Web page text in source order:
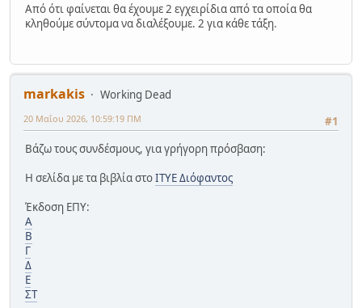
Από ότι φαίνεται θα έχουμε 2 εγχειρίδια από τα οποία θα
κληθούμε σύντομα να διαλέξουμε. 2 για κάθε τάξη.
markakis
Working Dead
#1
20 Μαΐου 2026, 10:59:19 ΠΜ
Βάζω τους συνδέσμους, για γρήγορη πρόσβαση:
Η σελίδα με τα βιβλία στοΙΤΥΕ Διόφαντος
Έκδοση ΕΠΥ:
Α
Β
Γ
Δ
Ε
ΣΤ